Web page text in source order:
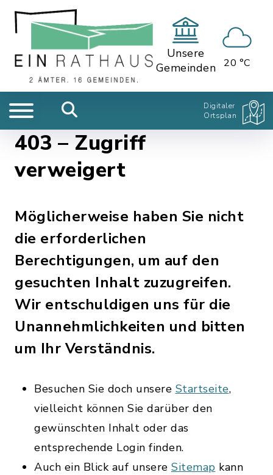
Unsere
Gemeinden
20 °C
Digitaler
Ortsplan
403 – Zugriff
verweigert
Möglicherweise haben Sie nicht
die erforderlichen
Berechtigungen, um auf den
gesuchten Inhalt zuzugreifen.
Wir entschuldigen uns für die
Unannehmlichkeiten und bitten
um Ihr Verständnis.
Besuchen Sie doch unsere Startseite,
vielleicht können Sie darüber den
gewünschten Inhalt oder das
entsprechende Login finden.
Auch ein Blick auf unsere Sitemap kann